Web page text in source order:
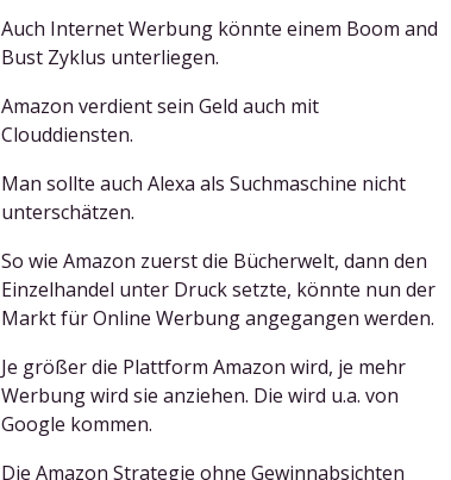
Auch Internet Werbung könnte einem Boom and
Bust Zyklus unterliegen.
Amazon verdient sein Geld auch mit
Clouddiensten.
Man sollte auch Alexa als Suchmaschine nicht
unterschätzen.
So wie Amazon zuerst die Bücherwelt, dann den
Einzelhandel unter Druck setzte, könnte nun der
Markt für Online Werbung angegangen werden.
Je größer die Plattform Amazon wird, je mehr
Werbung wird sie anziehen. Die wird u.a. von
Google kommen.
Die Amazon Strategie ohne Gewinnabsichten